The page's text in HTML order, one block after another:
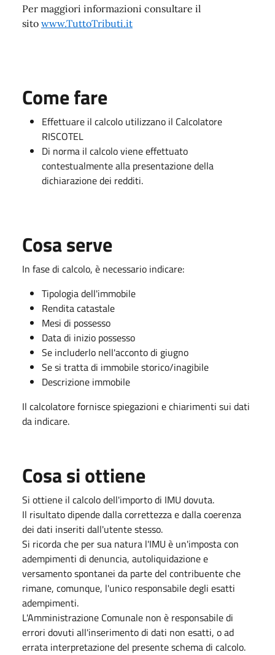
Per maggiori informazioni consultare il
sito www.TuttoTributi.it
Come fare
Effettuare il calcolo utilizzano il Calcolatore
RISCOTEL
Di norma il calcolo viene effettuato
contestualmente alla presentazione della
dichiarazione dei redditi.
Cosa serve
In fase di calcolo, è necessario indicare:
Tipologia dell'immobile
Rendita catastale
Mesi di possesso
Data di inizio possesso
Se includerlo nell'acconto di giugno
Se si tratta di immobile storico/inagibile
Descrizione immobile
Il calcolatore fornisce spiegazioni e chiarimenti sui dati
da indicare.
Cosa si ottiene
Si ottiene il calcolo dell'importo di IMU dovuta.
Il risultato dipende dalla correttezza e dalla coerenza
dei dati inseriti dall'utente stesso.
Si ricorda che per sua natura l'IMU è un'imposta con
adempimenti di denuncia, autoliquidazione e
versamento spontanei da parte del contribuente che
rimane, comunque, l'unico responsabile degli esatti
adempimenti.
L'Amministrazione Comunale non è responsabile di
errori dovuti all'inserimento di dati non esatti, o ad
errata interpretazione del presente schema di calcolo.